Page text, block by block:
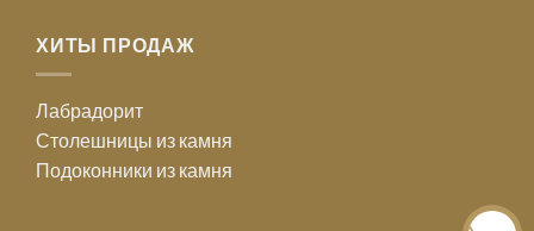
Столешницы из камня
Подоконники из камня